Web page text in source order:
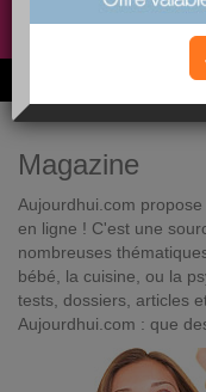
Non,
6M de personnes
Magazine
Aujourdhui.com
en ligne ! C'est une
nombreuses
bébé, la cuisine, ou la
tests, dossiers, articles
Aujourdhui.com : que